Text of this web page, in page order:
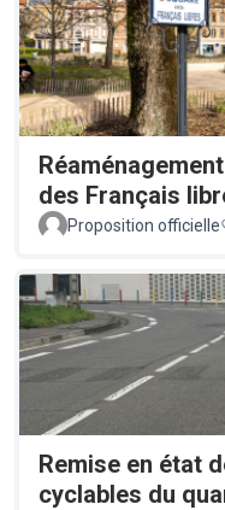
des Français
Proposition officielle
Remise en état
cyclables du